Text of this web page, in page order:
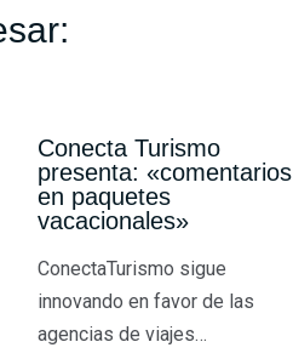
Conecta Turismo
presenta: «comentarios
en paquetes
vacacionales»
ConectaTurismo sigue
innovando en favor de las
agencias de viajes…